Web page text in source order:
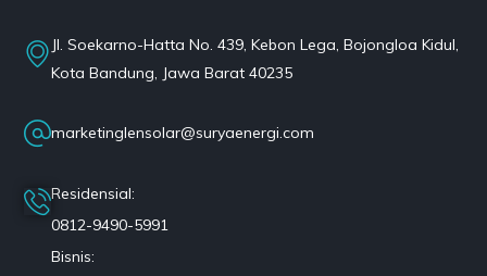
Jl. Soekarno-Hatta No. 439, Kebon Lega, Bojongloa Kidul,
Kota Bandung, Jawa Barat 40235
marketinglensolar@suryaenergi.com
Residensial:
0812-9490-5991
Bisnis: